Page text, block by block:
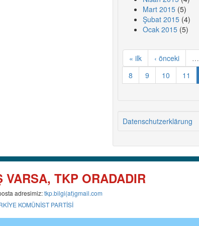
Mart 2015(5)
Şubat 2015(4)
Ocak 2015(5)
« ilk ‹ önceki …
8
9 10 11
Datenschutzerklärung
VARSA, TKP ORADADIR
adresimiz:tkp.bilgi(at)gmail.com
KOMÜNİST PARTİSİ